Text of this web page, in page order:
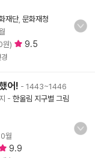
재단, 문화재청
원) 9.5
경
어! - 1443~1446
- 한울림 지구별 그림
월
9.9